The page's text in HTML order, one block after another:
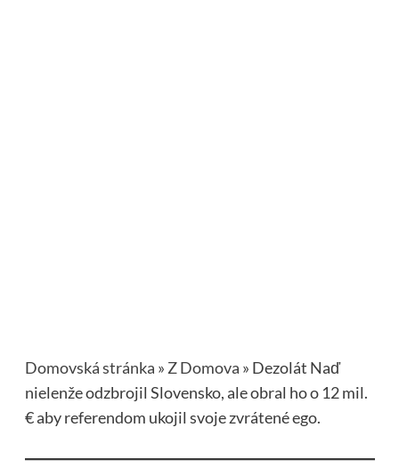
Domovská stránka » Z Domova » Dezolát Naď
nielenže odzbrojil Slovensko, ale obral ho o 12 mil.
€ aby referendom ukojil svoje zvrátené ego.